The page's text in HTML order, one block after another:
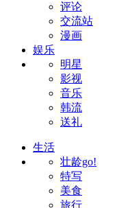
评论
交流站
漫画
娱乐
明星
影视
音乐
韩流
送礼
生活
壮龄go!
特写
美食
旅行